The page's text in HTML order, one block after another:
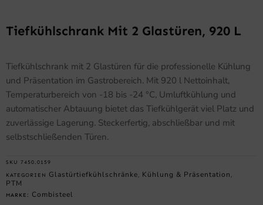
Tiefkühlschrank Mit 2 Glastüren, 920 L
Tiefkühlschrank mit 2 Glastüren für die professionelle Kühlung
und Präsentation im Gastrobereich. Mit 920 l Nettoinhalt,
Temperaturbereich von -18 bis -24 °C, Umluftkühlung und
automatischer Abtauung bietet das Tiefkühlgerät viel Platz und
zuverlässige Lagerung. Steckerfertig, abschließbar und mit
selbstschließenden Türen.
SKU 7450.0159
KATEGORIEN Glastürtiefkühlschränke , Kühlung & Präsentation ,
PTM
MARKE: Combisteel